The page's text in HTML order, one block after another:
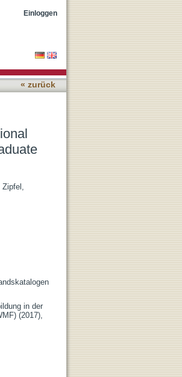
topics
Einloggen
« zurück
Zipfel,
in der
(2017),